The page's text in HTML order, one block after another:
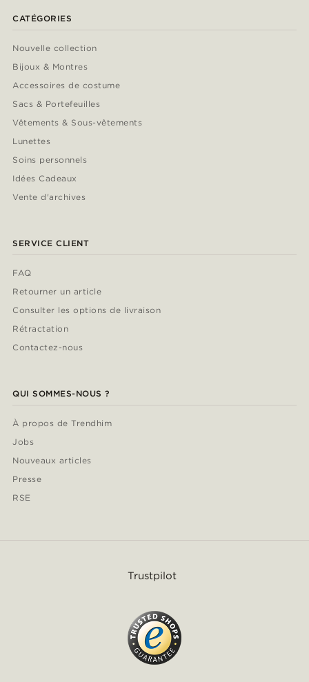
CATÉGORIES
Nouvelle collection
Bijoux & Montres
Accessoires de costume
Sacs & Portefeuilles
Vêtements & Sous-vêtements
Lunettes
Soins personnels
Idées Cadeaux
Vente d'archives
SERVICE CLIENT
FAQ
Retourner un article
Consulter les options de livraison
Rétractation
Contactez-nous
QUI SOMMES-NOUS ?
À propos de Trendhim
Jobs
Nouveaux articles
Presse
RSE
Trustpilot